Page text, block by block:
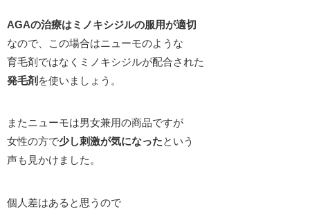
AGAの治療はミノキシジルの服用が適切
なので、この場合はニューモのような
育毛剤ではなくミノキシジルが配合された
発毛剤 を使いましょう。
またニューモは男女兼用の商品ですが
女性の方で少し刺激が気になったという
声も見かけました。
個人差はあると思うので